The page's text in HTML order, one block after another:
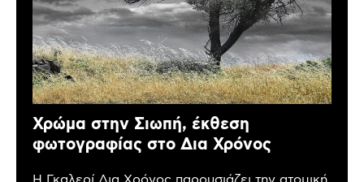
Χρώμα στην Σιωπή, έκθεση
φωτογραφίας στο Δια Χρόνος